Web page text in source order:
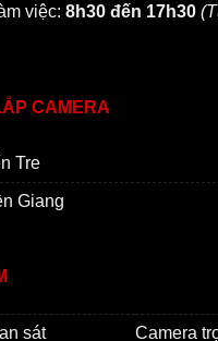
việc: 8h30 đến 17h30
CAMERA
Tre
Giang
sát Camera